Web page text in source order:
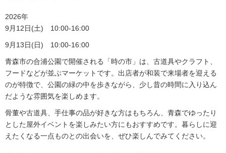
2026年
9月12日(土) 10:00-16:00
9月13日(日) 10:00-16:00
青森市の合浦公園で開催される「時の市」は、古道具やクラフト、
フードなどが並ぶマーケットです。出店者が和装で来場者を迎える
のが特徴で、公園の緑の中を歩きながら、少し昔の時間に入り込ん
だような雰囲気を楽しめます。
骨董や古道具、手仕事の品が好きな方はもちろん、青森でゆったり
とした屋外イベントを楽しみたい方にもおすすめです。暮らしに迎
えたくなる一点ものとの出会いを、ぜひ楽しんでみてください。